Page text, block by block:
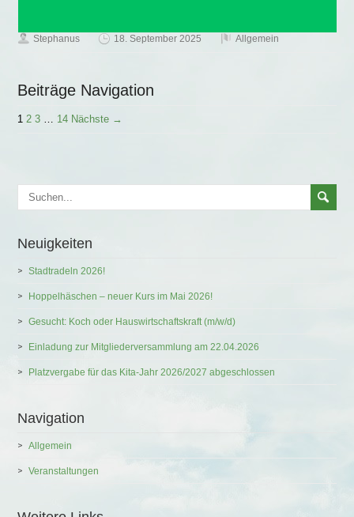
Stephanus 18. September 2025 Allgemein
Beiträge Navigation
1 2 3 14 Nächste →
Neuigkeiten
Stadtradeln 2026!
Hoppelhäschen – neuer Kurs im Mai 2026!
Gesucht: Koch oder Hauswirtschaftskraft (m/w/d)
Einladung zur Mitgliederversammlung am 22.04.2026
Platzvergabe für das Kita-Jahr 2026/2027 abgeschlossen
Navigation
Allgemein
Veranstaltungen